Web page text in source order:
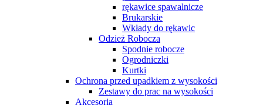
rękawice spawalnicze
Brukarskie
Wkłady do rękawic
Odzież Robocza
Spodnie robocze
Ogrodniczki
Kurtki
Ochrona przed upadkiem z wysokości
Zestawy do prac na wysokości
Akcesoria